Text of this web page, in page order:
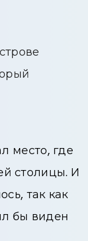
место, где
столицы. И
так как
бы виден